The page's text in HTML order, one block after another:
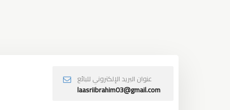
عنوان البريد الإلكتروني للبائع
laasriibrahim03@gmail.com